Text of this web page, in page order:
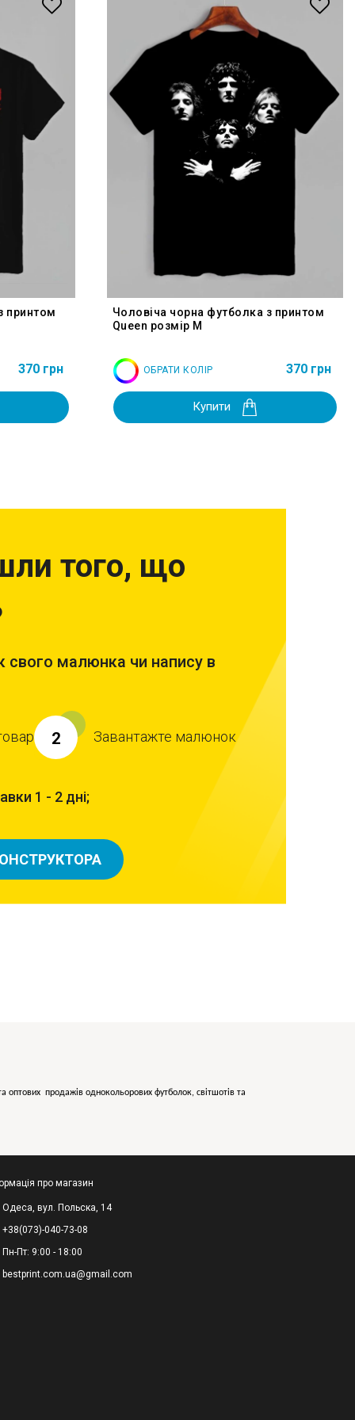
принтом
370 грн
Чоловіча чорна футболка з принтом
Queen розмір M
ОБРАТИ КОЛІР 370 грн
Купити
того, що
свого малюнка чи напису в
2 Завантажте малюнок
1 - 2 дні;
оптових продажів однокольорових футболок, світшотів та
про магазин
Одеса, вул. Польска, 14
+38(073)-040-73-08
Пн-Пт: 9:00 - 18:00
bestprint.com.ua@gmail.com